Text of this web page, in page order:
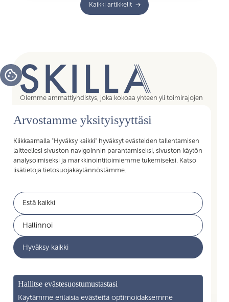
Kaikki artikkelit
Arvostamme yksityisyyttäsi
Klikkaamalla "Hyväksy kaikki" hyväksyt evästeiden tallentamisen
laitteellesi sivuston navigoinnin parantamiseksi, sivuston käytön
analysoimiseksi ja markkinointitoimiemme tukemiseksi. Katso
lisätietoja tietosuojakäytännöstämme.
Estä kaikki
Hallinnoi
Hyväksy kaikki
Hallitse evästesuostumustastasi
Käytämme erilaisia evästeitä optimoidaksemme
Olemme ammattiyhdistys, joka kokoaa yhteen yli toimirajojen
esihenkilöt ja päälliköt – kaikki sujuvan arjen mahdollistajat.
Liittymällä Skillan jäseneksi saat Akavan Erityisalojen liiton
Pikalinkit
Jäsenyys
Työelämän palvelut
Ajankohtaista
Yhteystiedot